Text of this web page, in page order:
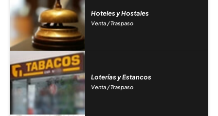
Hoteles y Hostales
Venta / Traspaso
Loterías y Estancos
Venta / Traspaso